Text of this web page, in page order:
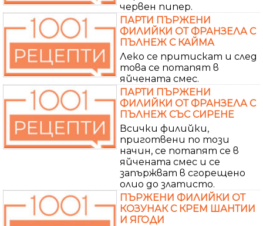
червен пипер.
ПАРТИ ПЪРЖЕНИ
ФИЛИЙКИ ОТ ФРАНЗЕЛА С
ПЪЛНЕЖ С КАЙМА
Леко се притискат и след
това се потапят в
яйчената смес.
ПАРТИ ПЪРЖЕНИ
ФИЛИЙКИ ОТ ФРАНЗЕЛА С
ПЪЛНЕЖ СЪС СИРЕНЕ
Всички филийки,
приготвени по този
начин, се потапят се в
яйчената смес и се
запържват в сгорещено
олио до златисто.
ПЪРЖЕНИ ФИЛИЙКИ ОТ
КОЗУНАК С КРЕМ ШАНТИИ
И ЯГОДИ